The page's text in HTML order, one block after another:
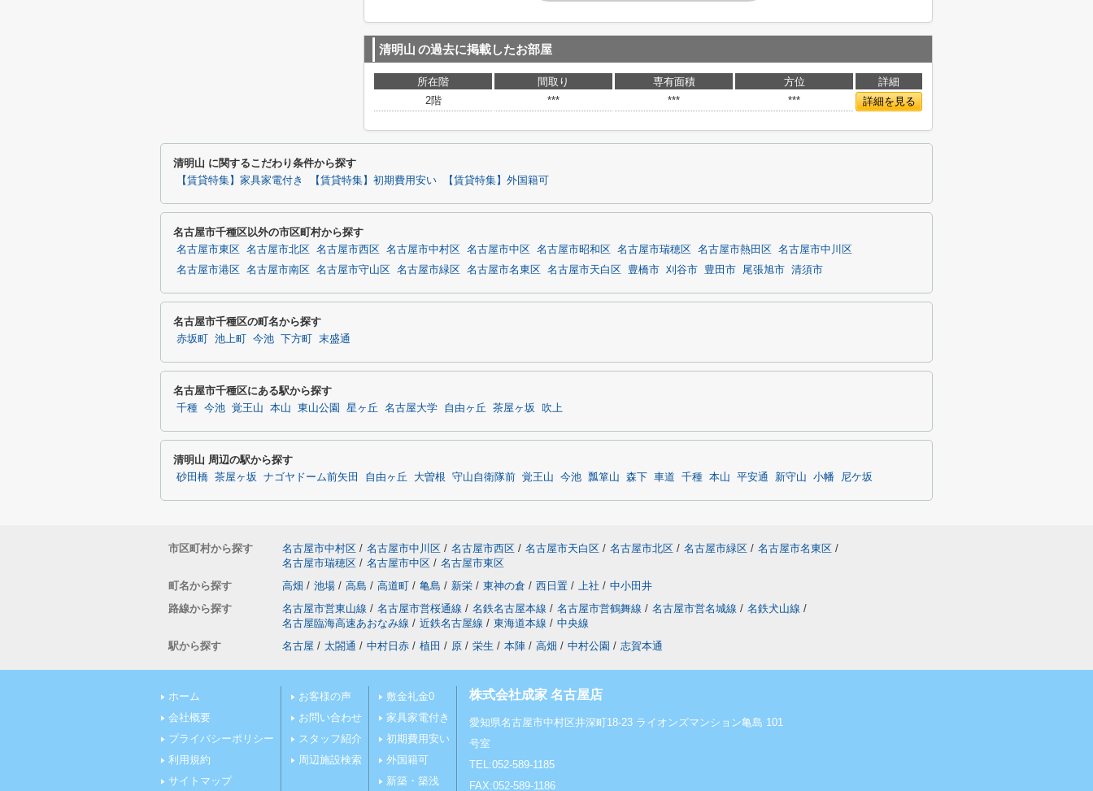
清明山 の過去に掲載したお部屋
所在階 間取り 専有面積 方位
詳細
2階
*** *** *** 詳細を見る
清明山 に関するこだわり条件から探す
【賃貸特集】家具家電付き 【賃貸特集】初期費用安い 【賃貸特集】外国籍可
名古屋市千種区以外の市区町村から探す
名古屋市東区 名古屋市北区 名古屋市西区 名古屋市中村区 名古屋市中区 名古屋市昭和区 名古屋市瑞穂区 名古屋市熱田区
名古屋市中川区
名古屋市港区
名古屋市南区 名古屋市守山区 名古屋市緑区 名古屋市名東区 名古屋市天白区 豊橋市 刈谷市 豊田市 尾張旭市 清須市
名古屋市千種区の町名から探す
赤坂町 池上町 今池 下方町 末盛通
名古屋市千種区にある駅から探す
千種 今池 覚王山 本山 東山公園 星ヶ丘 名古屋大学 自由ヶ丘 茶屋ヶ坂 吹上
清明山 周辺の駅から探す
砂田橋 茶屋ヶ坂 ナゴヤドーム前矢田 自由ヶ丘 大曽根 守山自衛隊前 覚王山 今池 瓢箪山 森下 車道 千種 本山 平安通 新守山 小幡 尼ケ坂
市区町村から探す 名古屋市中村区 / 名古屋市中川区 / 名古屋市西区 / 名古屋市天白区 / 名古屋市北区 / 名古屋市緑区 / 名古屋市名東区 /
名古屋市瑞穂区 / 名古屋市中区 / 名古屋市東区
町名から探す
高畑 / 池場 / 高島 / 高道町 / 亀島 / 新栄 / 東神の倉 / 西日置 / 上社 / 中小田井
路線から探す
名古屋市営東山線 / 名古屋市営桜通線 / 名鉄名古屋本線 / 名古屋市営鶴舞線 / 名古屋市営名城線 / 名鉄犬山線 /
名古屋臨海高速あおなみ線 / 近鉄名古屋線 / 東海道本線 / 中央線
駅から探す
名古屋 / 太閤通 / 中村日赤 / 植田 / 原 / 栄生 / 本陣 / 高畑 / 中村公園 / 志賀本通
ホーム
会社概要
プライバシーポリシー
利用規約
サイトマップ
お客様の声
お問い合わせ
スタッフ紹介
周辺施設検索
敷金礼金0
家具家電付き
初期費用安い
外国籍可
新築・築浅
株式会社成家 名古屋店
愛知県名古屋市中村区井深町18-23 ライオンズマンション亀島 101
号室
TEL:052-589-1185
FAX:052-589-1186